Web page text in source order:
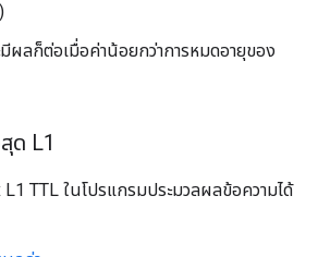
ผลก็ต่อเมื่อค่าน้อยกว่าการหมดอายุของ
ด L1
TTL ในโปรแกรมประมวลผลข้อความได้